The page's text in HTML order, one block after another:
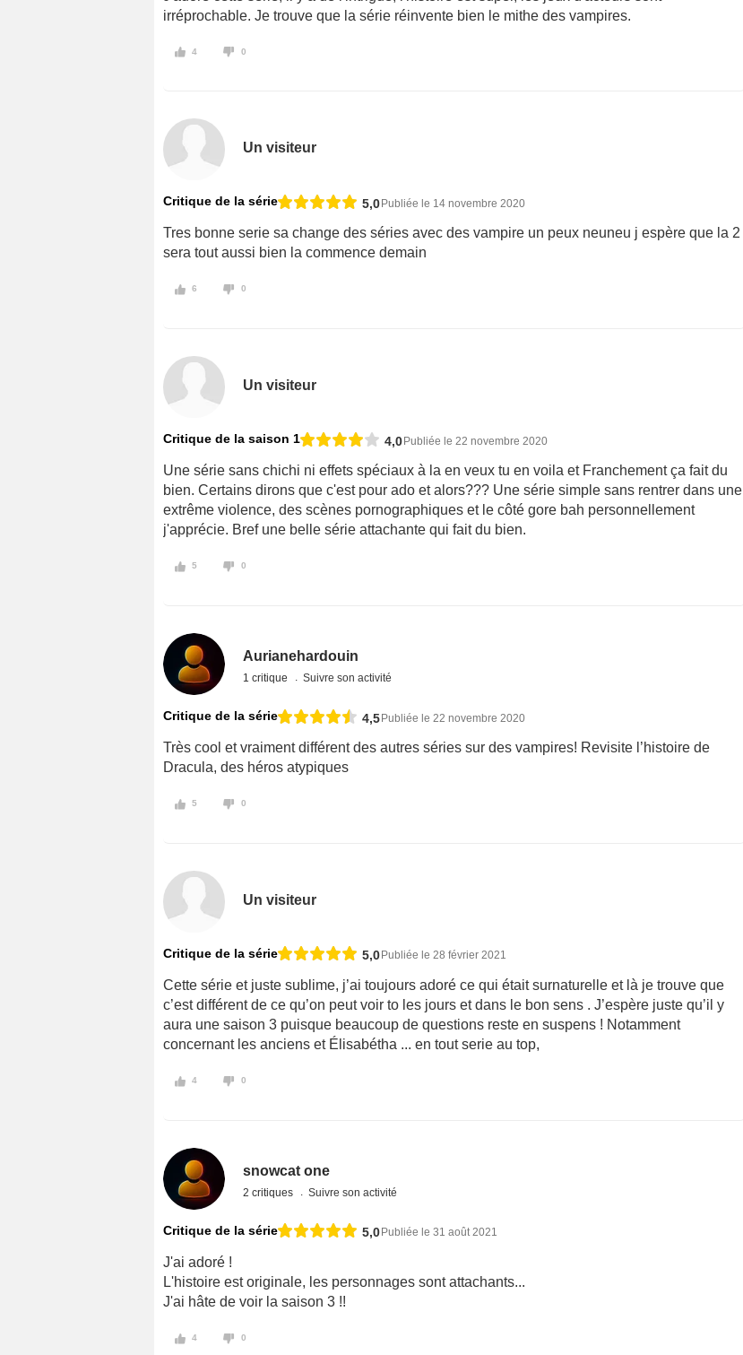
irréprochable. Je trouve que la série réinvente bien le mithe des vampires.
4 0
Un visiteur
Critique de la série 5,0 Publiée le 14 novembre 2020
Tres bonne serie sa change des séries avec des vampire un peux neuneu j espère que la 2
sera tout aussi bien la commence demain
6 0
Un visiteur
Critique de la saison 1 4,0Publiée le 22 novembre 2020
Une série sans chichi ni effets spéciaux à la en veux tu en voila et Franchement ça fait du
bien. Certains dirons que c'est pour ado et alors??? Une série simple sans rentrer dans une
extrême violence, des scènes pornographiques et le côté gore bah personnellement
j'apprécie. Bref une belle série attachante qui fait du bien.
5 0
Aurianehardouin
1 critique Suivre son activité
Critique de la série 4,5Publiée le 22 novembre 2020
Très cool et vraiment différent des autres séries sur des vampires! Revisite l’histoire de
Dracula, des héros atypiques
5 0
Un visiteur
Critique de la série 5,0 Publiée le 28 février 2021
Cette série et juste sublime, j’ai toujours adoré ce qui était surnaturelle et là je trouve que
c’est différent de ce qu’on peut voir to les jours et dans le bon sens . J’espère juste qu’il y
aura une saison 3 puisque beaucoup de questions reste en suspens ! Notamment
concernant les anciens et Élisabétha ... en tout serie au top,
4 0
snowcat one
2 critiques Suivre son activité
Critique de la série 5,0 Publiée le 31 août 2021
J'ai adoré !
L'histoire est originale, les personnages sont attachants...
J'ai hâte de voir la saison 3 !!
4 0